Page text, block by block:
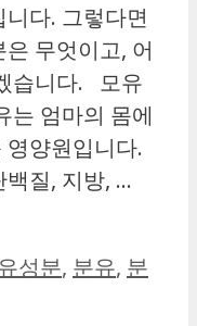
다. 그렇다면
무엇이고, 어
습니다. 모유
는 엄마의 몸에
양원입니다.
백질, 지방, …
성분, 분유, 분